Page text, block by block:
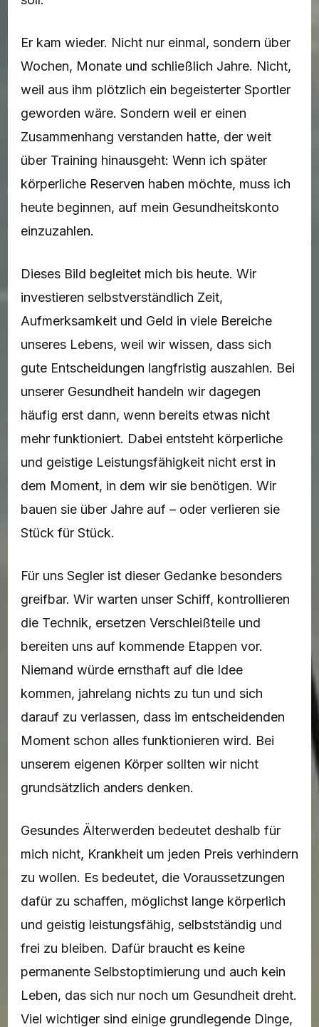
Er kam wieder. Nicht nur einmal, sondern über
Wochen, Monate und schließlich Jahre. Nicht,
weil aus ihm plötzlich ein begeisterter Sportler
geworden wäre. Sondern weil er einen
Zusammenhang verstanden hatte, der weit
über Training hinausgeht: Wenn ich später
körperliche Reserven haben möchte, muss ich
heute beginnen, auf mein Gesundheitskonto
einzuzahlen.
Dieses Bild begleitet mich bis heute. Wir
investieren selbstverständlich Zeit,
Aufmerksamkeit und Geld in viele Bereiche
unseres Lebens, weil wir wissen, dass sich
gute Entscheidungen langfristig auszahlen. Bei
unserer Gesundheit handeln wir dagegen
häufig erst dann, wenn bereits etwas nicht
mehr funktioniert. Dabei entsteht körperliche
und geistige Leistungsfähigkeit nicht erst in
dem Moment, in dem wir sie benötigen. Wir
bauen sie über Jahre auf – oder verlieren sie
Stück für Stück.
Für uns Segler ist dieser Gedanke besonders
greifbar. Wir warten unser Schiff, kontrollieren
die Technik, ersetzen Verschleißteile und
bereiten uns auf kommende Etappen vor.
Niemand würde ernsthaft auf die Idee
kommen, jahrelang nichts zu tun und sich
darauf zu verlassen, dass im entscheidenden
Moment schon alles funktionieren wird. Bei
unserem eigenen Körper sollten wir nicht
grundsätzlich anders denken.
Gesundes Älterwerden bedeutet deshalb für
mich nicht, Krankheit um jeden Preis verhindern
zu wollen. Es bedeutet, die Voraussetzungen
dafür zu schaffen, möglichst lange körperlich
und geistig leistungsfähig, selbstständig und
frei zu bleiben. Dafür braucht es keine
permanente Selbstoptimierung und auch kein
Leben, das sich nur noch um Gesundheit dreht.
Viel wichtiger sind einige grundlegende Dinge,